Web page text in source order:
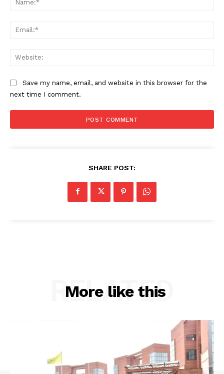
Save my name, email, and website in this browser for the
next time I comment.
SHARE POST:
More like this
RELATED